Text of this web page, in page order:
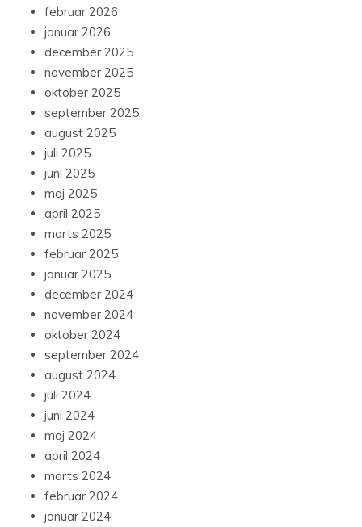
februar 2026
januar 2026
december 2025
november 2025
oktober 2025
september 2025
august 2025
juli 2025
juni 2025
maj 2025
april 2025
marts 2025
februar 2025
januar 2025
december 2024
november 2024
oktober 2024
september 2024
august 2024
juli 2024
juni 2024
maj 2024
april 2024
marts 2024
februar 2024
januar 2024